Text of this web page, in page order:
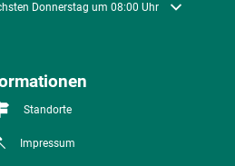
oder Schließzeiten auszublenden
Donnerstag um 08:00 Uhr
Standorte
Impressum